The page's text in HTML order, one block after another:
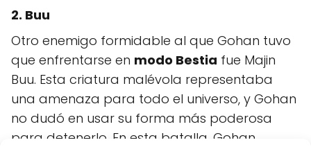
2. Buu
Otro enemigo formidable al que Gohan tuvo
que enfrentarse en modo Bestia fue Majin
Buu. Esta criatura malévola representaba
una amenaza para todo el universo, y Gohan
no dudó en usar su forma más poderosa
para detenerlo. En esta batalla, Gohan